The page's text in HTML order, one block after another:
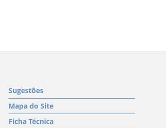
Sugestões
Mapa do Site
Ficha Técnica